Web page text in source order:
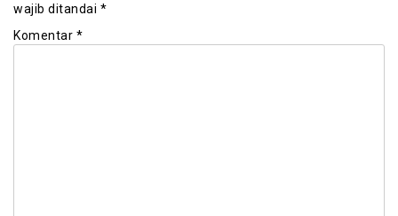
wajib ditandai *
Komentar *